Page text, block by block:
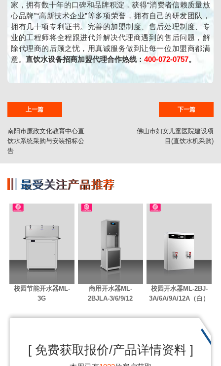
家，拥有数十年的口碑和品牌积淀，获得“消费者信赖质量放
心品牌”“高新技术企业”等多项荣誉，拥有自己的研发团队，
拥有几十项专利证书。完善的加盟制度、售后处理制度、专
业的工程师将全程跟进代并解决代理商遇到的售后问题，解
除代理商的后顾之忧，用真诚服务做到让每一位加盟商都满
意。直饮水设备招商加盟代理合作热线：400-072-0757。
上一篇
南阳市廉政文化教育中心直
饮水系统采购与安装招标公
告
下一篇
佛山市妇女儿童医院建设项
目(直饮水机采购)
校园节能开水器ML-
3G
商用开水器ML-
2BJLA-3/6/9/12
校园开水器ML-2BJ-
3A/6A/9A/12A（白）
[ 免费获取报价/产品详情资料 ]